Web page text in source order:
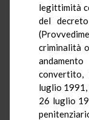
legittimità
del
criminalità
convertito,
luglio 1991,
26 luglio